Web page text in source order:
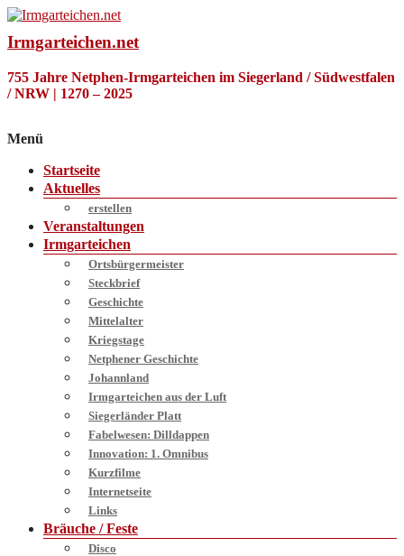
Zum
springen
Irmgarteichen.net
755 Jahre Netphen-Irmgarteichen im Siegerland / Südwestfalen
/ NRW | 1270 – 2025
Menü
Startseite
Aktuelles
erstellen
Veranstaltungen
Irmgarteichen
Ortsbürgermeister
Steckbrief
Geschichte
Mittelalter
Kriegstage
Netphener Geschichte
Johannland
Irmgarteichen aus der Luft
Siegerländer Platt
Fabelwesen: Dilldappen
Innovation: 1. Omnibus
Kurzfilme
Internetseite
Links
Bräuche / Feste
Disco